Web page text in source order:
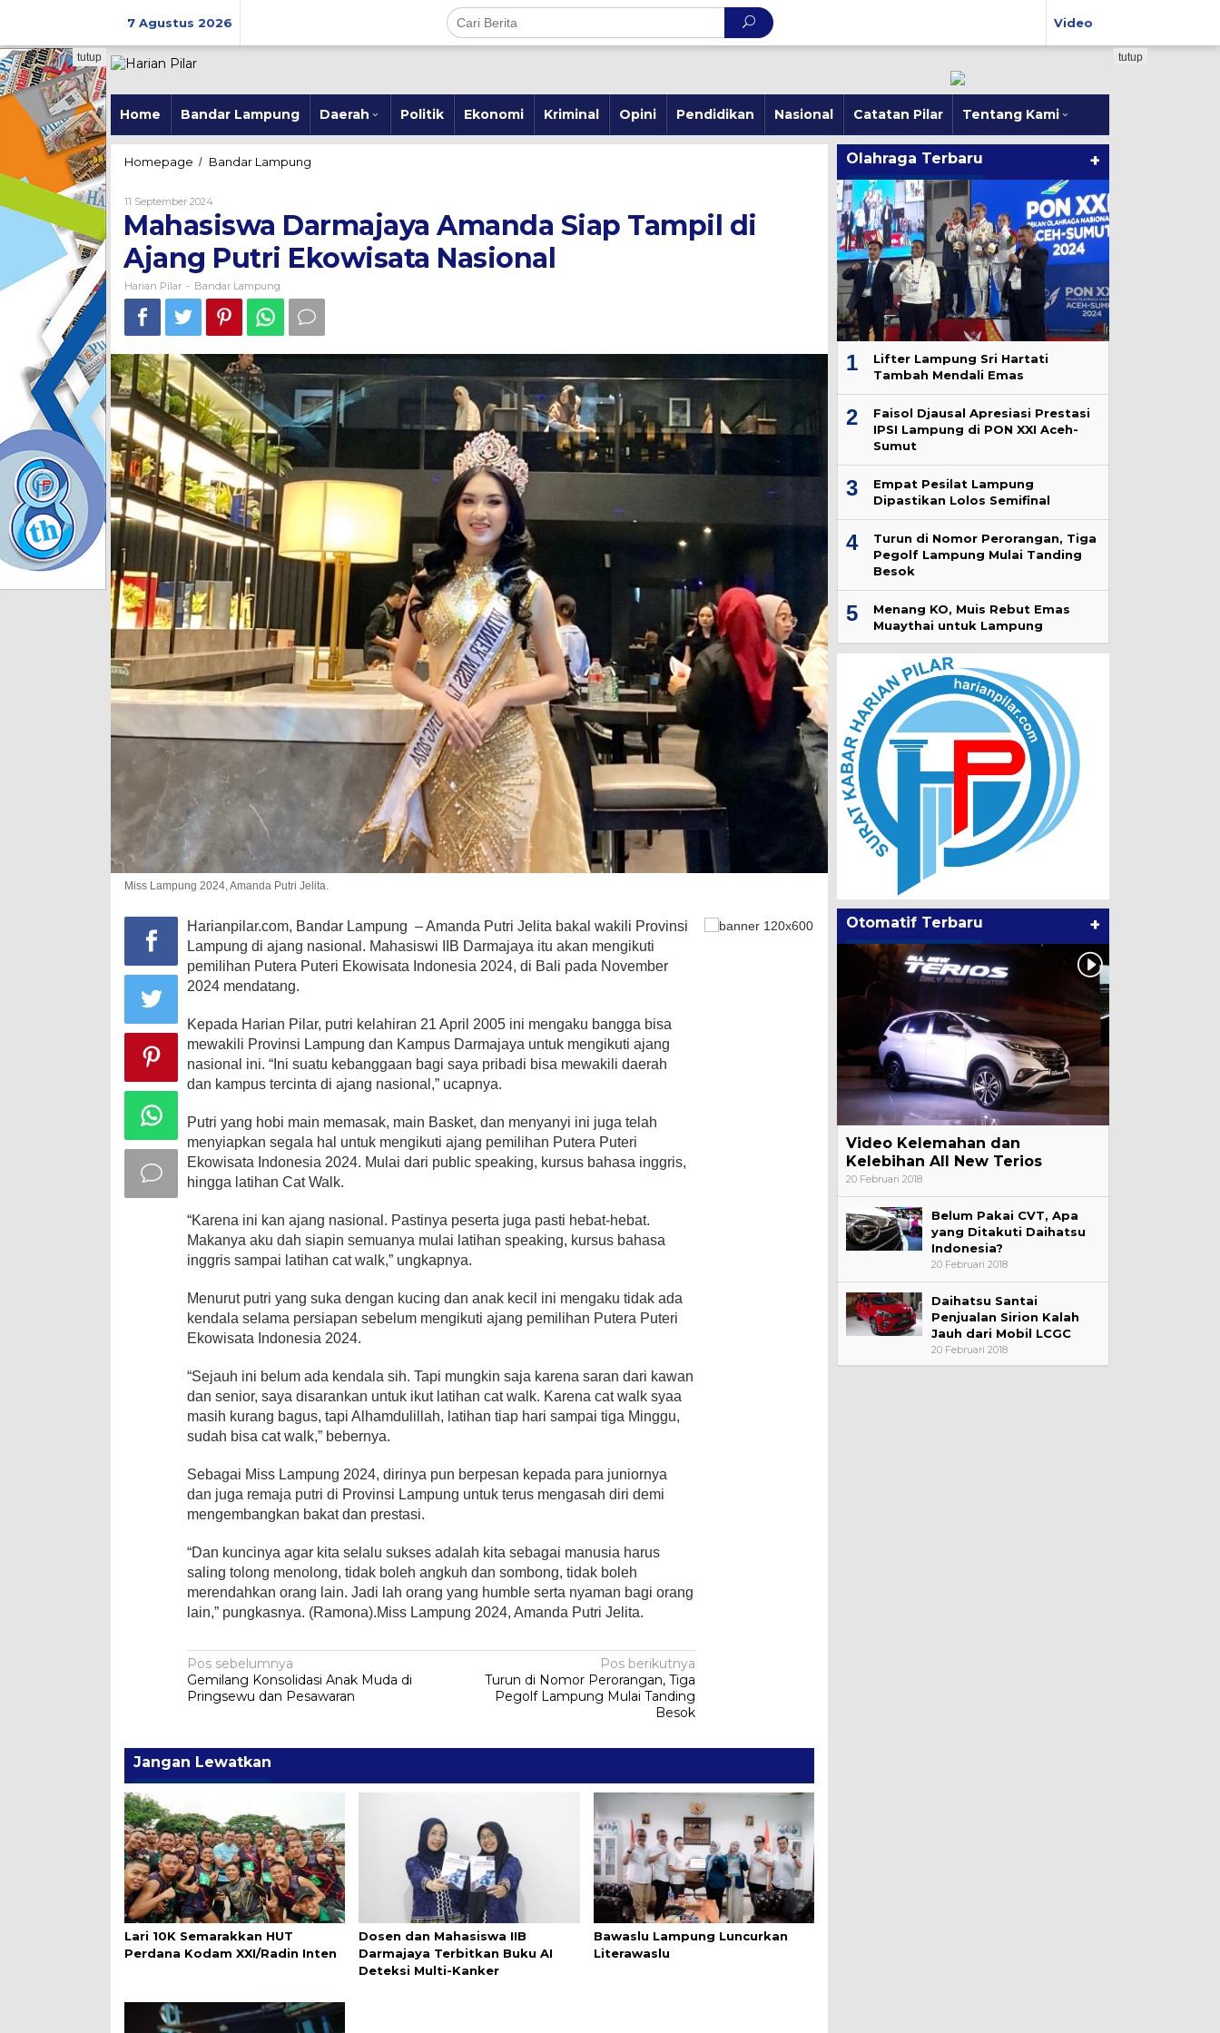
7 Agustus 2026 Video
Home Bandar Lampung Daerah Politik Ekonomi Kriminal Opini Pendidikan Nasional Catatan Pilar Tentang Kami
tutup tutup
Homepage / Bandar Lampung
Tampil
Ajang
Nasional
11 September 2024Oleh
Harian
Pilar
Mahasiswa Darmajaya Amanda Siap Tampil di
Ajang Putri Ekowisata Nasional
Harian Pilar - Bandar Lampung
Miss Lampung 2024, Amanda Putri Jelita.
Harianpilar.com, Bandar Lampung – Amanda Putri Jelita bakal wakili Provinsi
Lampung di ajang nasional. Mahasiswi IIB Darmajaya itu akan mengikuti
pemilihan Putera Puteri Ekowisata Indonesia 2024, di Bali pada November
2024 mendatang.
Kepada Harian Pilar, putri kelahiran 21 April 2005 ini mengaku bangga bisa
mewakili Provinsi Lampung dan Kampus Darmajaya untuk mengikuti ajang
nasional ini. “Ini suatu kebanggaan bagi saya pribadi bisa mewakili daerah
dan kampus tercinta di ajang nasional,” ucapnya.
Putri yang hobi main memasak, main Basket, dan menyanyi ini juga telah
menyiapkan segala hal untuk mengikuti ajang pemilihan Putera Puteri
Ekowisata Indonesia 2024. Mulai dari public speaking, kursus bahasa inggris,
hingga latihan Cat Walk.
“Karena ini kan ajang nasional. Pastinya peserta juga pasti hebat-hebat.
Makanya aku dah siapin semuanya mulai latihan speaking, kursus bahasa
inggris sampai latihan cat walk,” ungkapnya.
Menurut putri yang suka dengan kucing dan anak kecil ini mengaku tidak ada
kendala selama persiapan sebelum mengikuti ajang pemilihan Putera Puteri
Ekowisata Indonesia 2024.
“Sejauh ini belum ada kendala sih. Tapi mungkin saja karena saran dari kawan
dan senior, saya disarankan untuk ikut latihan cat walk. Karena cat walk syaa
masih kurang bagus, tapi Alhamdulillah, latihan tiap hari sampai tiga Minggu,
sudah bisa cat walk,” bebernya.
Sebagai Miss Lampung 2024, dirinya pun berpesan kepada para juniornya
dan juga remaja putri di Provinsi Lampung untuk terus mengasah diri demi
mengembangkan bakat dan prestasi.
“Dan kuncinya agar kita selalu sukses adalah kita sebagai manusia harus
saling tolong menolong, tidak boleh angkuh dan sombong, tidak boleh
merendahkan orang lain. Jadi lah orang yang humble serta nyaman bagi orang
lain,” pungkasnya. (Ramona).Miss Lampung 2024, Amanda Putri Jelita.
Navigasi
pos
Pos sebelumnya
Gemilang Konsolidasi Anak Muda di
Pringsewu dan Pesawaran
Pos berikutnya
Turun di Nomor Perorangan, Tiga
Pegolf Lampung Mulai Tanding
Besok
Jangan Lewatkan
Lari 10K Semarakkan HUT
Perdana Kodam XXI/Radin Inten
Dosen dan Mahasiswa IIB
Darmajaya Terbitkan Buku AI
Deteksi Multi-Kanker
Bawaslu Lampung Luncurkan
Literawaslu
Olahraga Terbaru +
1
Lifter Lampung Sri Hartati
Tambah Mendali Emas
2
Faisol Djausal Apresiasi Prestasi
IPSI Lampung di PON XXI Aceh-
Sumut
3
Empat Pesilat Lampung
Dipastikan Lolos Semifinal
4
Turun di Nomor Perorangan, Tiga
Pegolf Lampung Mulai Tanding
Besok
5
Menang KO, Muis Rebut Emas
Muaythai untuk Lampung
Otomatif Terbaru +
Video Kelemahan dan
Kelebihan All New Terios
20 Februari 2018
Belum Pakai CVT, Apa
yang Ditakuti Daihatsu
Indonesia?
20 Februari 2018
Daihatsu Santai
Penjualan Sirion Kalah
Jauh dari Mobil LCGC
20 Februari 2018